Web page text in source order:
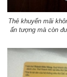
Thẻ khuyến mãi
ấn tượng mà còn